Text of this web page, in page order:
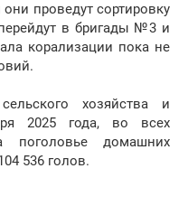
проведут сортировку
в бригады №3 и
корализации пока не
хозяйства и
2025 года, во всех
поголовье домашних
536 голов.